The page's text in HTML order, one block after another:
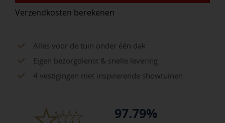
Verzendkosten berekenen
Alles voor de tuin onder één dak
Eigen bezorgdienst & snelle levering
4 vestigingen met inspirerende showtuinen
97.79%